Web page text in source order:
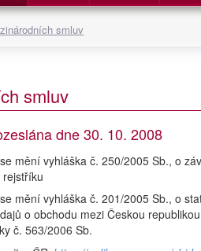
smluv
smluv
dne 30. 10. 2008
mění vyhláška č. 250/2005 Sb., o
mění vyhláška č. 201/2005 Sb., o
o obchodu mezi Českou
č. 563/2006 Sb.